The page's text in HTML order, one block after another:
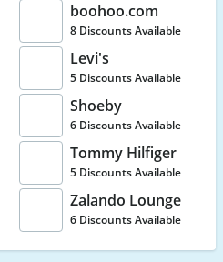
boohoo.com
8 Discounts Available
Levi's
5 Discounts Available
Shoeby
6 Discounts Available
Tommy Hilfiger
5 Discounts Available
Zalando Lounge
6 Discounts Available